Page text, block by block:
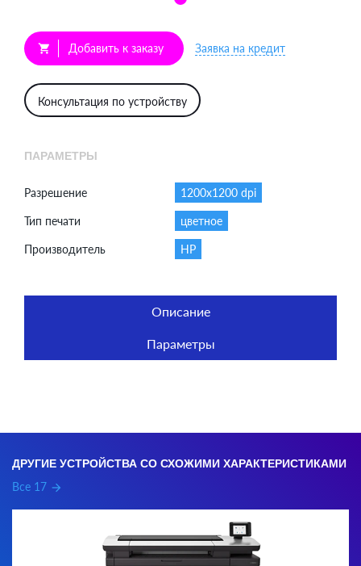
Описание
Параметры
shopping_cart Добавить к заказу Заявка на кредит
Консультация по устройству
ПАРАМЕТРЫ
Разрешение 1200x1200 dpi
Тип печати цветное
Производитель HP
ДРУГИЕ УСТРОЙСТВА СО СХОЖИМИ ХАРАКТЕРИСТИКАМИ
Все 17 arrow_forward